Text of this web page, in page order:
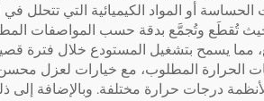
الحساسة أو المواد الكيميائية التي
تُقطَع وتُجمَّع بدقة حسب المواصفات
يسمح بتشغيل المستودع خلال فترة قصيرة
الحرارة المطلوب، مع خيارات لعزل
درجات حرارة مختلفة. وبالإضافة